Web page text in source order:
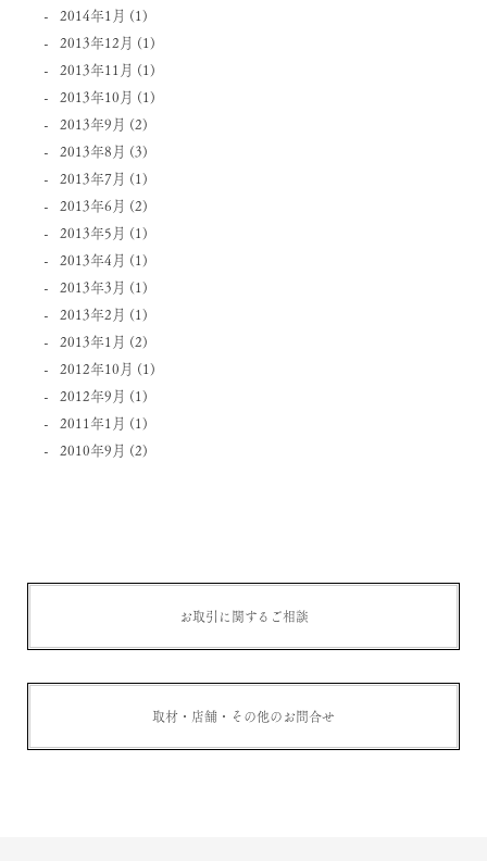
2014年1月 (1)
2013年12月 (1)
2013年11月 (1)
2013年10月 (1)
2013年9月 (2)
2013年8月 (3)
2013年7月 (1)
2013年6月 (2)
2013年5月 (1)
2013年4月 (1)
2013年3月 (1)
2013年2月 (1)
2013年1月 (2)
2012年10月 (1)
2012年9月 (1)
2011年1月 (1)
2010年9月 (2)
お取引に関するご相談
取材・店舗・その他のお問合せ